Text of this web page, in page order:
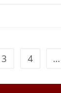
3 4 …